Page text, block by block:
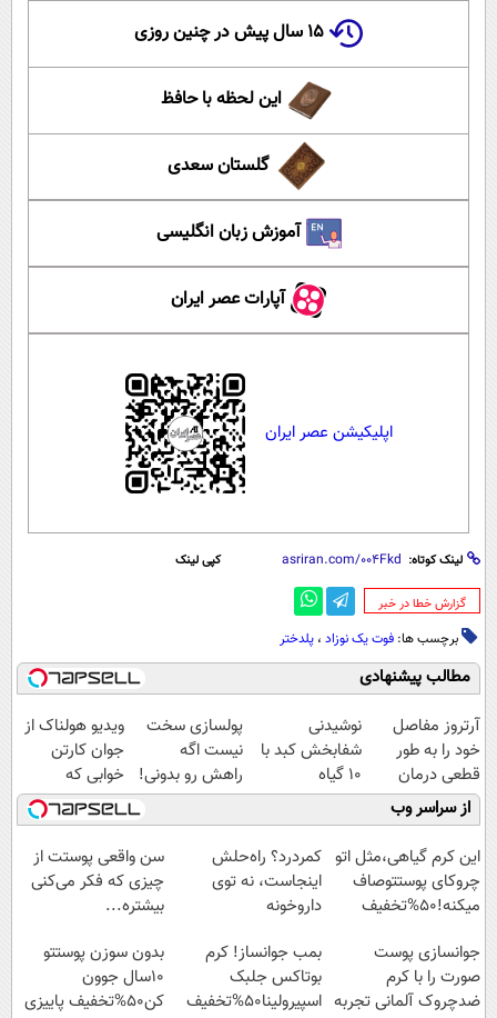
۱۵ سال پیش در چنین روزی
این لحظه با حافظ
گلستان سعدی
آموزش زبان انگلیسی
آپارات عصر ایران
اپلیکیشن عصر ایران
لینک کوتاه: کپی لینک
‌گزارش خطا در خبر
برچسب ها: فوت یک نوزاد ، پلدختر
مطالب پیشنهادی
آرتروز مفاصل
خود را به طور
قطعی درمان
کنید!
◗پرسش‌نامه◖
نوشیدنی
شفابخش کبد با
10 گیاه
موثر(تخفیف تا
امشب)
پولسازی سخت
نیست اگه
راهش رو بدونی!
" دوره رایگان "
ویدیو هولناک از
جوان کارتن
خوابی که
میلیاردر شد.
آموزش رایگان
از سراسر وب
این کرم گیاهی،مثل اتو
چروکای پوستتوصاف
میکنه!50%تخفیف
کمردرد؟ راه‌حلش
اینجاست، نه توی
داروخونه
سن واقعی پوستت از
چیزی که فکر می‌کنی
بیشتره...
جوانسازی پوست
صورت را با کرم
ضدچروک آلمانی تجربه
بمب جوانساز! کرم
بوتاکس جلبک
اسپیرولینا50%تخفیف
بدون سوزن پوستتو
10سال جوون
کن50%تخفیف پاییزی